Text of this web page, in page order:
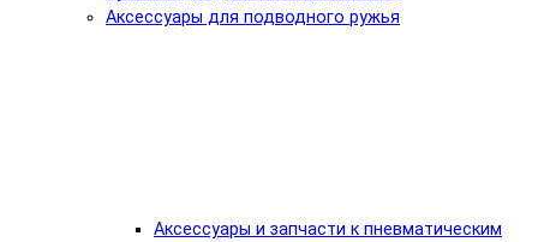
Аксессуары для подводного ружья
Аксессуары и запчасти к пневматическим